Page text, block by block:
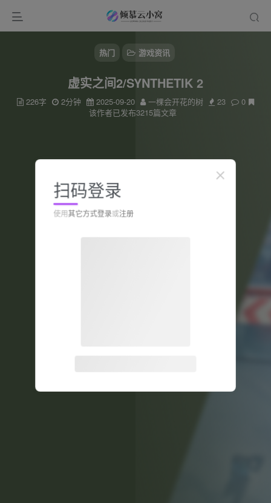
热门 游戏资讯
虚实之间2/SYNTHETIK 2
226字 2分钟 2025-09-20 一棵会开花的树 23
0
该作者已发布3215篇文章
扫码登录
使用其它方式登录或注册